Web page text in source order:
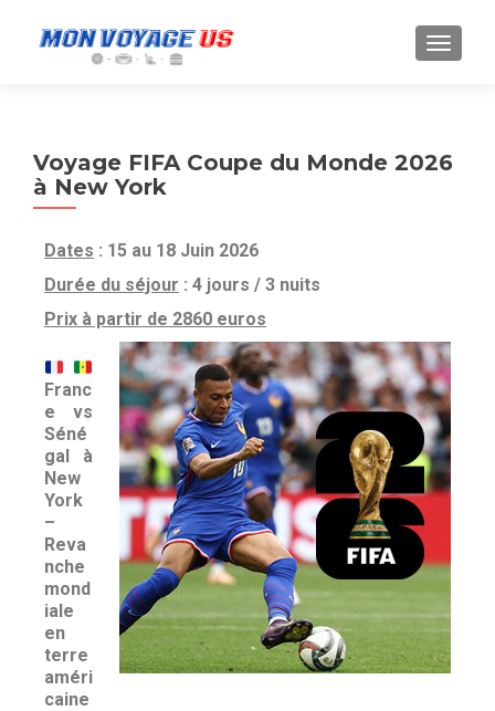
Voyage FIFA Coupe du Monde 2026
à New York
Dates : 15 au 18 Juin 2026
Durée du séjour : 4 jours / 3 nuits
Prix à partir de 2860 euros
Franc
e vs
Séné
gal à
New
York
–
Reva
nche
mond
iale
en
terre
améri
caine